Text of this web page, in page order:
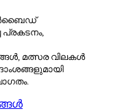
പ്രകടനം,
മത്സര വിലകൾ